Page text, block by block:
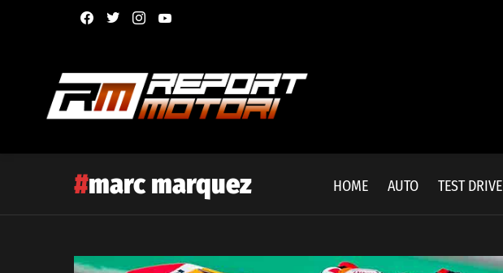
facebooktwitterinstagram
HOME AUTO TEST DRIVE
marc marquez